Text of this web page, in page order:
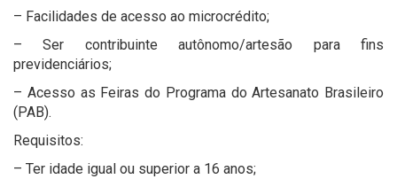
– Facilidades de acesso ao microcrédito;
– Ser contribuinte autônomo/artesão para fins
previdenciários;
– Acesso as Feiras do Programa do Artesanato Brasileiro
(PAB).
Requisitos:
– Ter idade igual ou superior a 16 anos;